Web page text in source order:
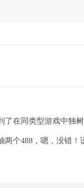
在同类型游戏中独
个488，嗯，没错！